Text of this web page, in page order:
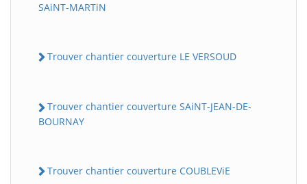
SAiNT-MARTiN
Trouver chantier couverture LE VERSOUD
Trouver chantier couverture SAiNT-JEAN-DE-
BOURNAY
Trouver chantier couverture COUBLEViE